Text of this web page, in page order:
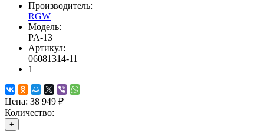
Производитель:
RGW
Модель:
PA-13
Артикул:
06081314-11
1
Цена: 38 949 ₽
Количество:
+